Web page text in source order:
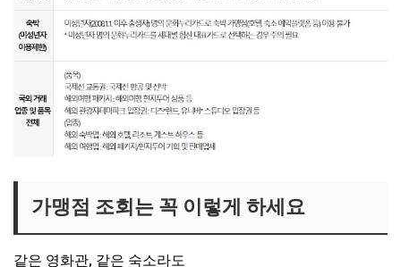
가맹점 조회는 꼭 이렇게 하세요
같은 영화관, 같은 숙소라도